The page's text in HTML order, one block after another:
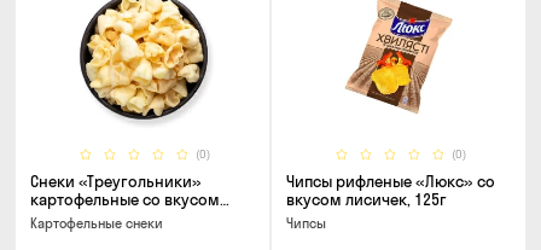
(0)
Снеки «Треугольники»
картофельные со вкусом
сметаны с луком
Картофельные снеки
(0)
Чипсы рифленые «Люкс» со
вкусом лисичек, 125г
Чипсы